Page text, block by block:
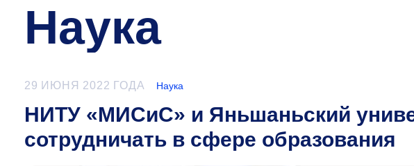
Наука
29 ИЮНЯ 2022 ГОДА Наука
НИТУ «МИСиС» и Яньшаньский
сотрудничать в сфере образования